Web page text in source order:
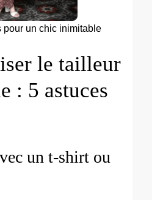
pour un chic inimitable
le tailleur
: 5 astuces
un t-shirt ou